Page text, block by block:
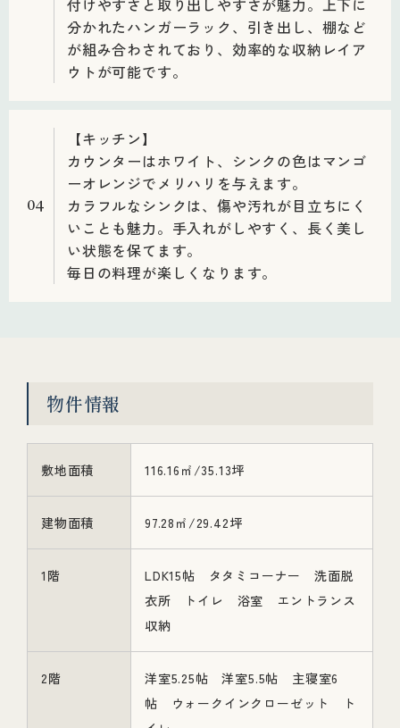
付けやすさと取り出しやすさが魅力。上下に
分かれたハンガーラック、引き出し、棚など
が組み合わされており、効率的な収納レイア
ウトが可能です。
04
【キッチン】
カウンターはホワイト、シンクの色はマンゴ
ーオレンジでメリハリを与えます。
カラフルなシンクは、傷や汚れが目立ちにく
いことも魅力。手入れがしやすく、長く美し
い状態を保てます。
毎日の料理が楽しくなります。
物件情報
敷地面積 116.16㎡/35.13坪
建物面積 97.28㎡/29.42坪
1階
LDK15帖 タタミコーナー 洗面脱
衣所 トイレ 浴室 エントランス
収納
2階
洋室5.25帖 洋室5.5帖 主寝室6
帖 ウォークインクローゼット ト